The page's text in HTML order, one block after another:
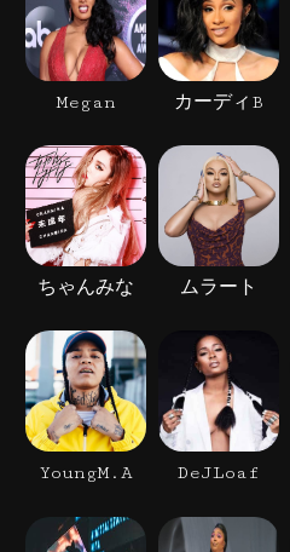
Megan カーディB
ちゃんみな ムラート
YoungM.A DeJLoaf